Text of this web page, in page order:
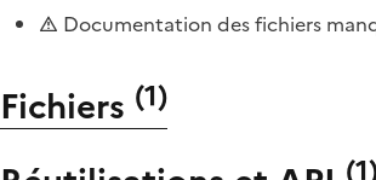
Documentation des fichiers
Fichiers (1)
(1